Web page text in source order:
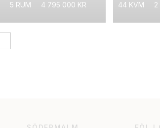
5 RUM 4 795 000 KR 44 KVM 2